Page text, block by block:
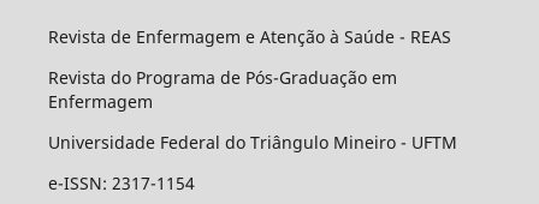
Revista de Enfermagem e Atenção à Saúde - REAS
Revista do Programa de Pós-Graduação em
Enfermagem
Universidade Federal do Triângulo Mineiro - UFTM
e-ISSN: 2317-1154